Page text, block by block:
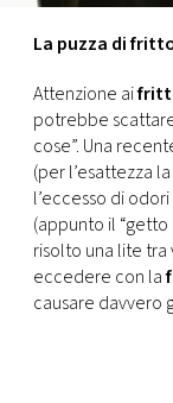
MONACO
RMC
CONSIGLIA
La puzza di
Attenzione ai
potrebbe
cose”. Una
(per l’esattezza
l’eccesso di
(appunto il
risolto una lite tra
eccedere con la
causare davvero